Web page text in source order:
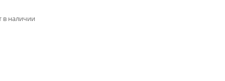
в наличии